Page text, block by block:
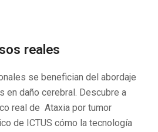
reales
se benefician del abordaje
en daño cerebral. Descubre a
real de Ataxia por tumor
de ICTUS cómo la tecnología